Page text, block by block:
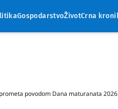
GospodarstvoŽivotCrna
povodom Dana maturanata